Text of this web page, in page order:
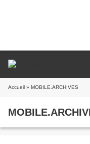
Accueil » MOBILE.ARCHIVES